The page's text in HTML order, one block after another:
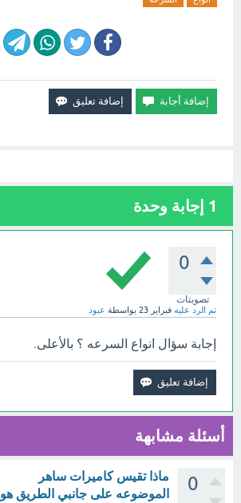
1 إجابة وحدة
0
تصويتات
تم الرد عليه فبراير 23 بواسطة عبود
إجابة سؤال انواع السرعه ؟ بالأعلى.
أسئلة مشابهة
0
ماذا تقيس كاميرات ساهر
الموضوعه على جانبي الطريق هو